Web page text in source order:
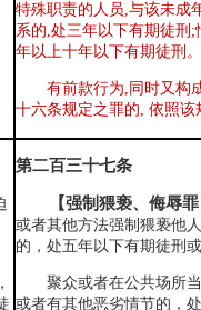
特殊职责的人员,与该未成
系的,处三年以下有期徒刑
年以上十年以下有期徒刑
有前款行为,同时又构
十六条规定之罪的, 依照该
第二百三十七条
【强制猥亵、侮辱
或者其他方法强制猥亵他
的，处五年以下有期徒刑
聚众或者在公共场所
或者有其他恶劣情节的，